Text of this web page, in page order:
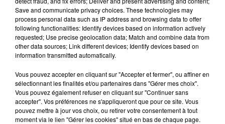
100%
100% Radio les infos du Lot
28 novembre 2023 - 4 min 8 sec
LES INFOS DU LOT DU 28/11/2023 À 08H30
Save and communicate privacy choices. These technologies may
process personal data such as IP address and browsing data to offer
following functionalities: Identify devices based on information actively
requested; Use precise geolocation data; Match and combine data from
other data sources; Link different devices; Identify devices based on
information transmitted automatically.
Vous pouvez accepter en cliquant sur "Accepter et fermer", ou affiner en
sélectionnant les finalités et/ou partenaires dans "Gérer mes choix".
Vous pouvez également refuser en cliquant sur "Continuer sans
accepter". Vos préférences ne s'appliqueront que pour ce site. Vous
pouvez mettre à jour vos choix, ou retirer votre consentement à tout
moment via le lien "Gérer les cookies" situé en bas de chaque page.